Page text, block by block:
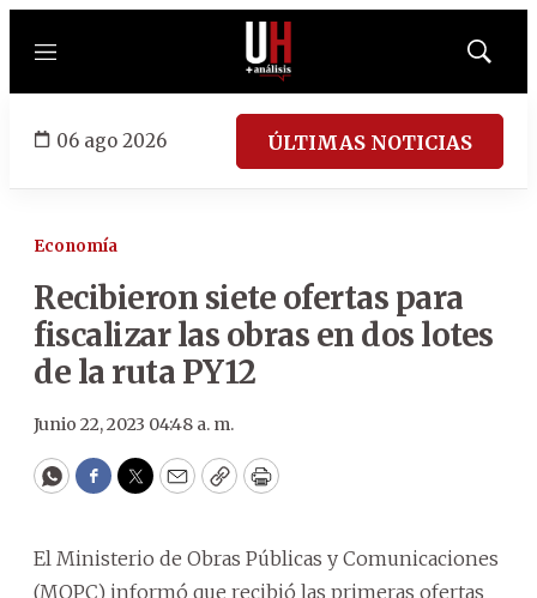
Menú
Mostrar
06 ago 2026 ÚLTIMAS NOTICIAS
Economía
Recibieron siete ofertas para
fiscalizar las obras en dos lotes
de la ruta PY12
Junio 22, 2023 04:48 a. m.
WhatsApp
Facebook
Twitter
EmailCopyPrint
El Ministerio de Obras Públicas y Comunicaciones
(MOPC) informó que recibió las primeras ofertas